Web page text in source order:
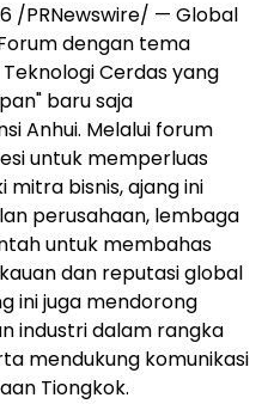
/PRNewswire/ — Global
dengan tema
Cerdas yang
baru saja
Anhui. Melalui forum
untuk memperluas
mitra bisnis, ajang ini
perusahaan, lembaga
untuk membahas
dan reputasi global
ini juga mendorong
industri dalam rangka
mendukung komunikasi
Tiongkok.